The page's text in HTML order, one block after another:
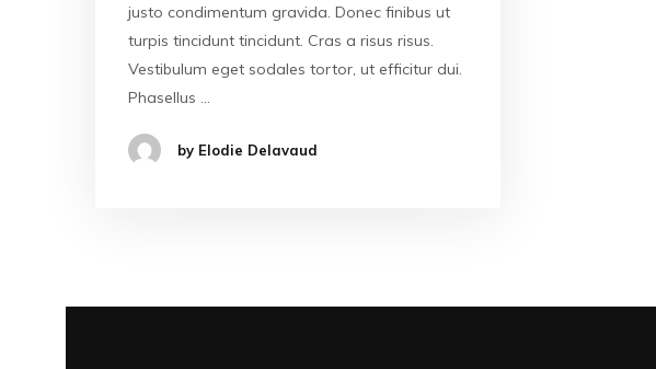
justo condimentum gravida. Donec finibus ut
turpis tincidunt tincidunt. Cras a risus risus.
Vestibulum eget sodales tortor, ut efficitur dui.
Phasellus …
by Elodie Delavaud